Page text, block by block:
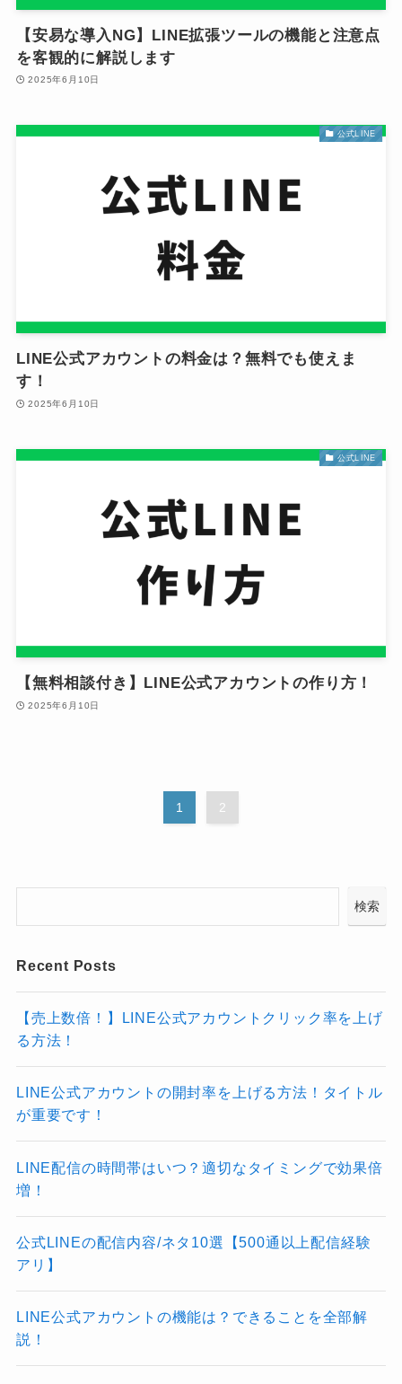
【安易な導入NG】LINE拡張ツールの機能と注意点
を客観的に解説します
2025年6月10日
公式LINE
LINE公式アカウントの料金は？無料でも使えま
す！
2025年6月10日
公式LINE
【無料相談付き】LINE公式アカウントの作り方！
2025年6月10日
1 2
検索
Recent Posts
【売上数倍！】LINE公式アカウントクリック率を上げ
る方法！
LINE公式アカウントの開封率を上げる方法！タイトル
が重要です！
LINE配信の時間帯はいつ？適切なタイミングで効果倍
増！
公式LINEの配信内容/ネタ10選【500通以上配信経験
アリ】
LINE公式アカウントの機能は？できることを全部解
説！